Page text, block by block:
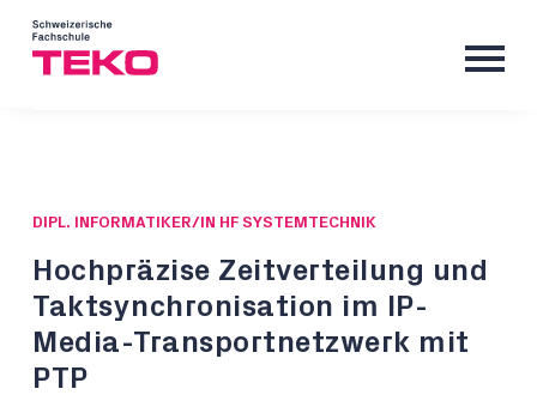
DIPL. INFORMATIKER/IN HF SYSTEMTECHNIK
Hochpräzise Zeitverteilung und
Taktsynchronisation im IP-
Media-Transportnetzwerk mit
PTP